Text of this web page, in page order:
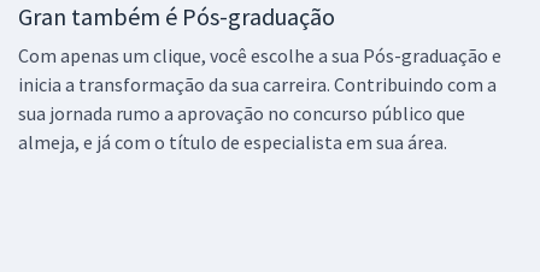
Gran também é Pós-graduação
Com apenas um clique, você escolhe a sua Pós-graduação e
inicia a transformação da sua carreira. Contribuindo com a
sua jornada rumo a aprovação no concurso público que
almeja, e já com o título de especialista em sua área.